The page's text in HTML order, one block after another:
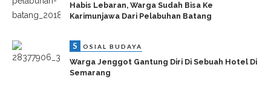
Habis Lebaran, Warga Sudah Bisa Ke
Karimunjawa Dari Pelabuhan Batang
S OSIAL BUDAYA
Warga Jenggot Gantung Diri Di Sebuah Hotel Di
Semarang